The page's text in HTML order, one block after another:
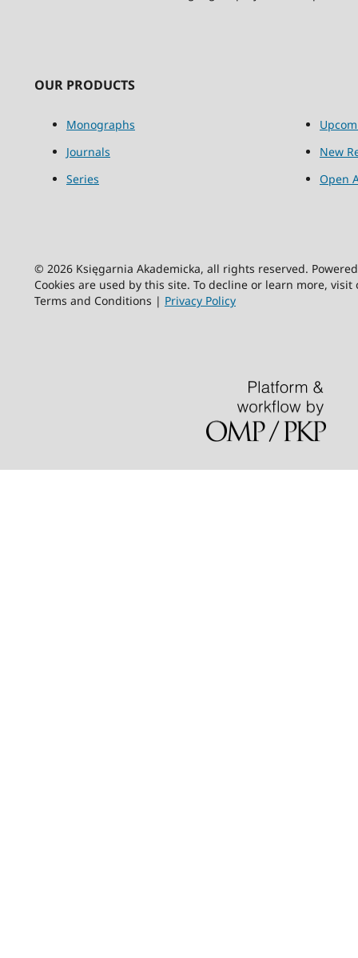
OUR PRODUCTS
Monographs
Journals
Series
New
Open
© 2026 Księgarnia Akademicka, all rights reserved.
Cookies are used by this site. To decline or learn more,
Terms and Conditions | Privacy Policy